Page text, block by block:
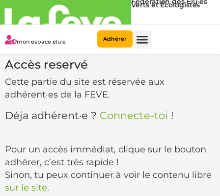
Verts et Écologistes
mon espace élu·e Adhérer
Accès reservé
Cette partie du site est réservée aux
adhérent·es de la FEVE.
Déja adhérent·e ? Connecte-toi !
Pour un accès immédiat, clique sur le bouton
adhérer, c’est très rapide !
Sinon, tu peux continuer à voir le contenu libre
sur le site.